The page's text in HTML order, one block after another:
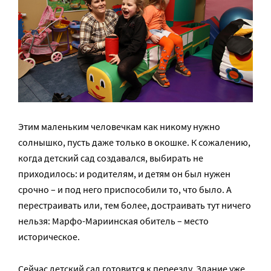
Этим маленьким человечкам как никому нужно
солнышко, пусть даже только в окошке. К сожалению,
когда детский сад создавался, выбирать не
приходилось: и родителям, и детям он был нужен
срочно – и под него приспособили то, что было. А
перестраивать или, тем более, достраивать тут ничего
нельзя: Марфо-Мариинская обитель – место
историческое.
Сейчас детский сад готовится к переезду. Здание уже